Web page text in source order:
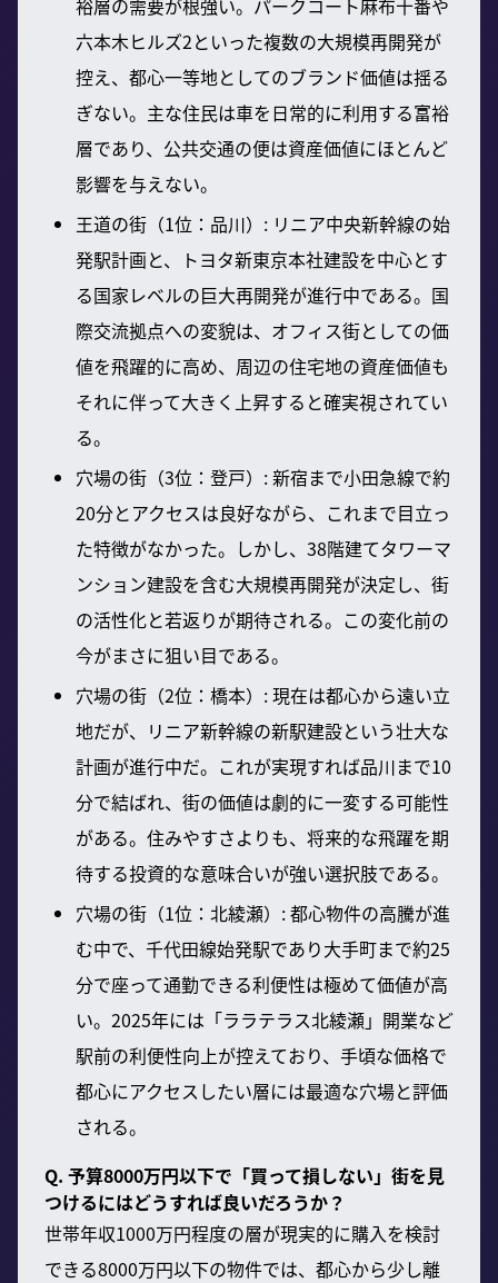
六本木ヒルズ2といった複数の大規模再開発が
控え、都心一等地としてのブランド価値は揺る
ぎない。主な住民は車を日常的に利用する富裕
層であり、公共交通の便は資産価値にほとんど
影響を与えない。
王道の街（1位：品川）: リニア中央新幹線の始
発駅計画と、トヨタ新東京本社建設を中心とす
る国家レベルの巨大再開発が進行中である。国
際交流拠点への変貌は、オフィス街としての価
値を飛躍的に高め、周辺の住宅地の資産価値も
それに伴って大きく上昇すると確実視されてい
る。
穴場の街（3位：登戸）: 新宿まで小田急線で約
20分とアクセスは良好ながら、これまで目立っ
た特徴がなかった。しかし、38階建てタワーマ
ンション建設を含む大規模再開発が決定し、街
の活性化と若返りが期待される。この変化前の
今がまさに狙い目である。
穴場の街（2位：橋本）: 現在は都心から遠い立
地だが、リニア新幹線の新駅建設という壮大な
計画が進行中だ。これが実現すれば品川まで10
分で結ばれ、街の価値は劇的に一変する可能性
がある。住みやすさよりも、将来的な飛躍を期
待する投資的な意味合いが強い選択肢である。
穴場の街（1位：北綾瀬）: 都心物件の高騰が進
む中で、千代田線始発駅であり大手町まで約25
分で座って通勤できる利便性は極めて価値が高
い。2025年には「ララテラス北綾瀬」開業など
駅前の利便性向上が控えており、手頃な価格で
都心にアクセスしたい層には最適な穴場と評価
される。
Q. 予算8000万円以下で「買って損しない」街を見
つけるにはどうすれば良いだろうか？
世帯年収1000万円程度の層が現実的に購入を検討
できる8000万円以下の物件では、都心から少し離